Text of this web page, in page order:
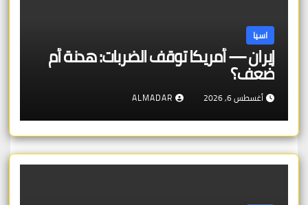
اسيا
إيران — أمريكا توقف الضربات: هدنة أم
ضعف؟
أغسطس 6, 2026 ALMADAR